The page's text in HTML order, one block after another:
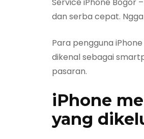
dan serba cepat.
Para pengguna
dikenal sebagai
pasaran.
iPhone
yang